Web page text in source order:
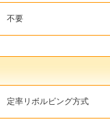
不要
定率リボルビング方式